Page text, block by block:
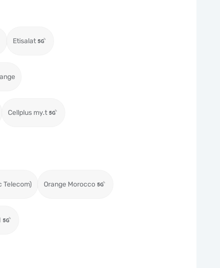
Etisalat
Cellplus my.t
Telecom) Orange Morocco